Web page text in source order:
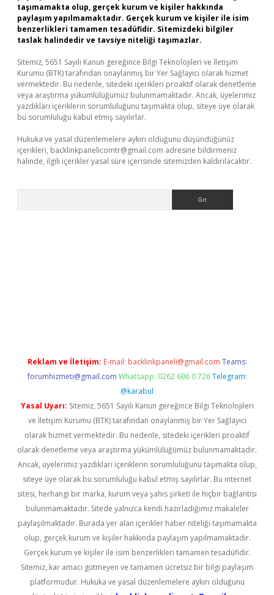
taşımamakta olup, gerçek kurum ve kişiler hakkında
paylaşım yapılmamaktadır. Gerçek kurum ve kişiler ile isim
benzerlikleri tamamen tesadüfidir. Sitemizdeki bilgiler
taslak halindedir ve tavsiye niteliği taşımazlar.
Sitemiz, 5651 Sayılı Kanun gereğince Bilgi Teknolojileri ve İletişim
Kurumu (BTK) tarafından onaylanmış bir Yer Sağlayıcı olarak hizmet
vermektedir. Bu nedenle, sitedeki içerikleri proaktif olarak denetleme
veya araştırma yükümlülüğümüz bulunmamaktadır. Ancak, üyelerimiz
yazdıkları içeriklerin sorumluluğunu taşımakta olup, siteye üye olarak
bu sorumluluğu kabul etmiş sayılırlar.
Hukuka ve yasal düzenlemelere aykırı olduğunu düşündüğünüz
içerikleri, backlinkpanelicomtr@gmail.com adresine bildirmeniz
halinde, ilgili içerikler yasal süre içerisinde sitemizden kaldırılacaktır.
Reklam ve İletişim: E-mail: backlinkpaneli@gmail.com Teams:
forumhizmeti@gmail.com Whatsapp: 0262 606 0 726 Telegram:
@karabul
Yasal Uyarı: Sitemiz, 5651 Sayılı Kanun gereğince Bilgi Teknolojileri
ve İletişim Kurumu (BTK) tarafından onaylanmış bir Yer Sağlayıcı
olarak hizmet vermektedir. Bu nedenle, sitedeki içerikleri proaktif
olarak denetleme veya araştırma yükümlülüğümüz bulunmamaktadır.
Ancak, üyelerimiz yazdıkları içeriklerin sorumluluğunu taşımakta olup,
siteye üye olarak bu sorumluluğu kabul etmiş sayılırlar. Bu internet
sitesi, herhangi bir marka, kurum veya şahıs şirketi ile hiçbir bağlantısı
bulunmamaktadır. Sitede yalnızca kendi hazırladığımız makaleler
paylaşılmaktadır. Burada yer alan içerikler haber niteliği taşımamakta
olup, gerçek kurum ve kişiler hakkında paylaşım yapılmamaktadır.
Gerçek kurum ve kişiler ile isim benzerlikleri tamamen tesadüfidir.
Sitemiz, kar amacı gütmeyen ve tamamen ücretsiz bir bilgi paylaşım
platformudur. Hukuka ve yasal düzenlemelere aykırı olduğunu